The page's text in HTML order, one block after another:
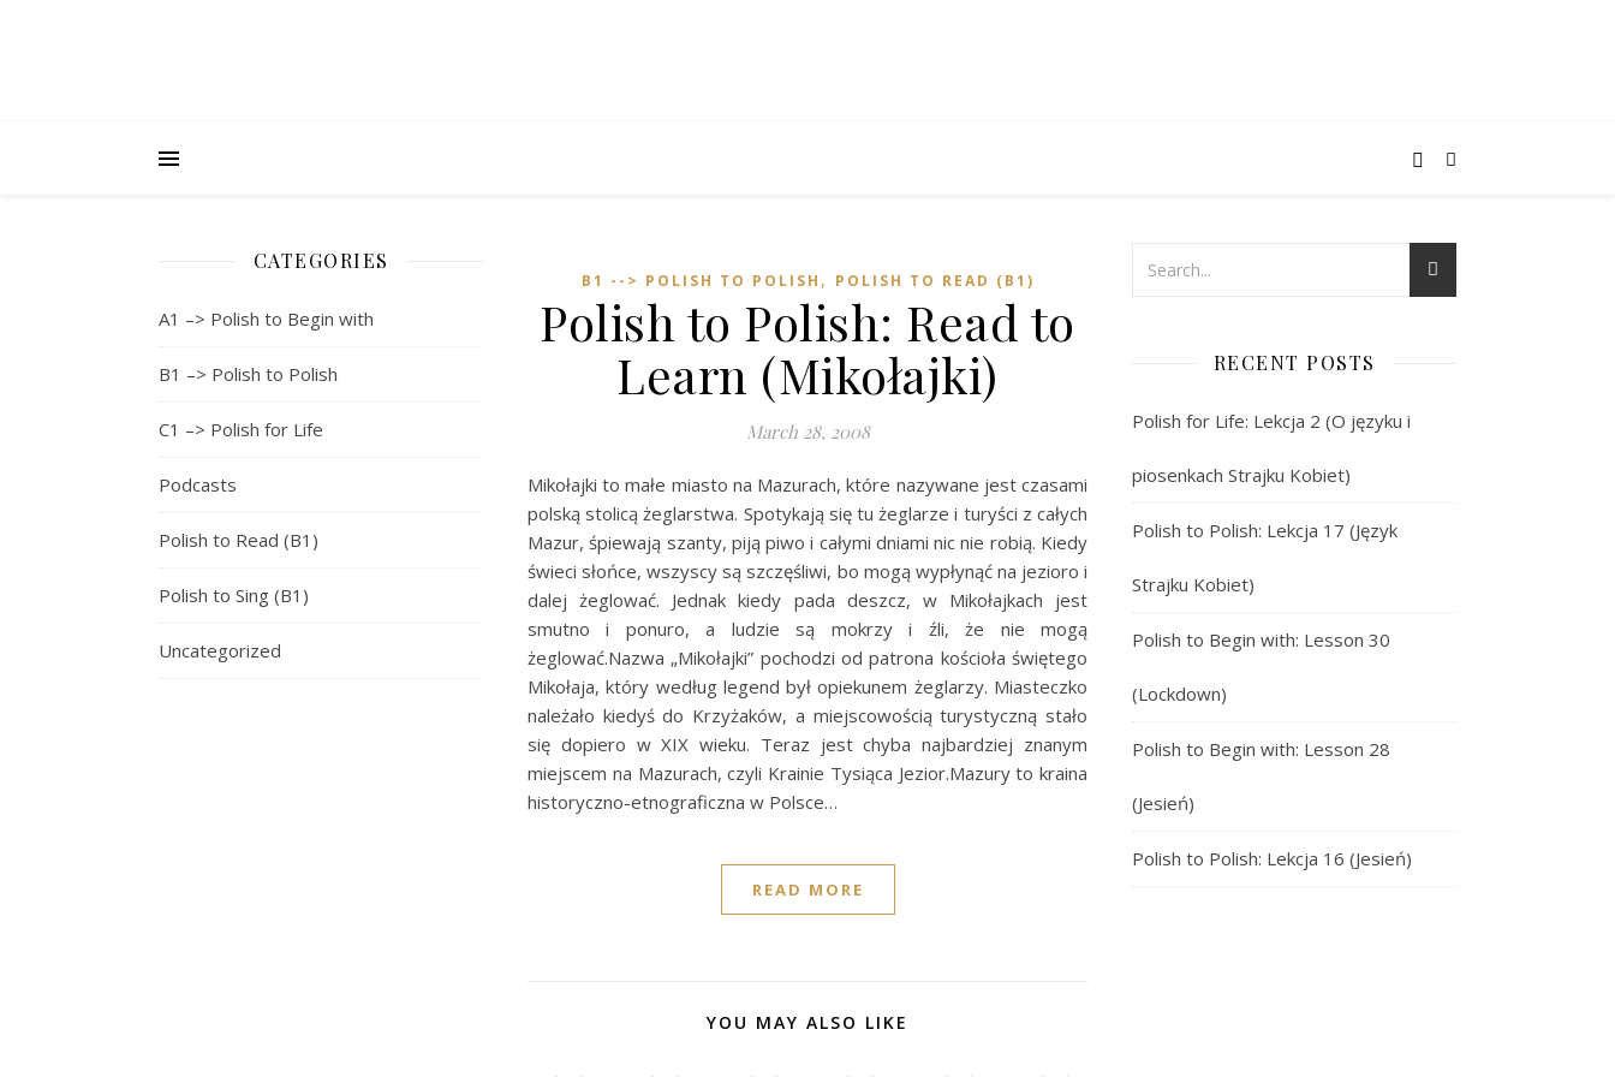
CATEGORIES
A1 –> Polish to Begin with
B1 –> Polish to Polish
C1 –> Polish for Life
Podcasts
Polish to Read (B1)
Polish to Sing (B1)
Uncategorized
B1 --> POLISH TO POLISH , POLISH TO READ (B1)
Polish to Polish: Read to
Learn (Mikołajki)
March 28, 2008
Mikołajki to małe miasto na Mazurach, które nazywane jest czasami
polską stolicą żeglarstwa. Spotykają się tu żeglarze i turyści z całych
Mazur, śpiewają szanty, piją piwo i całymi dniami nic nie robią. Kiedy
świeci słońce, wszyscy są szczęśliwi, bo mogą wypłynąć na jezioro i
dalej żeglować. Jednak kiedy pada deszcz, w Mikołajkach jest
smutno i ponuro, a ludzie są mokrzy i źli, że nie mogą
żeglować.Nazwa „Mikołajki” pochodzi od patrona kościoła świętego
Mikołaja, który według legend był opiekunem żeglarzy. Miasteczko
należało kiedyś do Krzyżaków, a miejscowością turystyczną stało
się dopiero w XIX wieku. Teraz jest chyba najbardziej znanym
miejscem na Mazurach, czyli Krainie Tysiąca Jezior.Mazury to kraina
historyczno-etnograficzna w Polsce…
READ MORE
YOU MAY ALSO LIKE
RECENT POSTS
Polish for Life: Lekcja 2 (O języku i
piosenkach Strajku Kobiet)
Polish to Polish: Lekcja 17 (Język
Strajku Kobiet)
Polish to Begin with: Lesson 30
(Lockdown)
Polish to Begin with: Lesson 28
(Jesień)
Polish to Polish: Lekcja 16 (Jesień)